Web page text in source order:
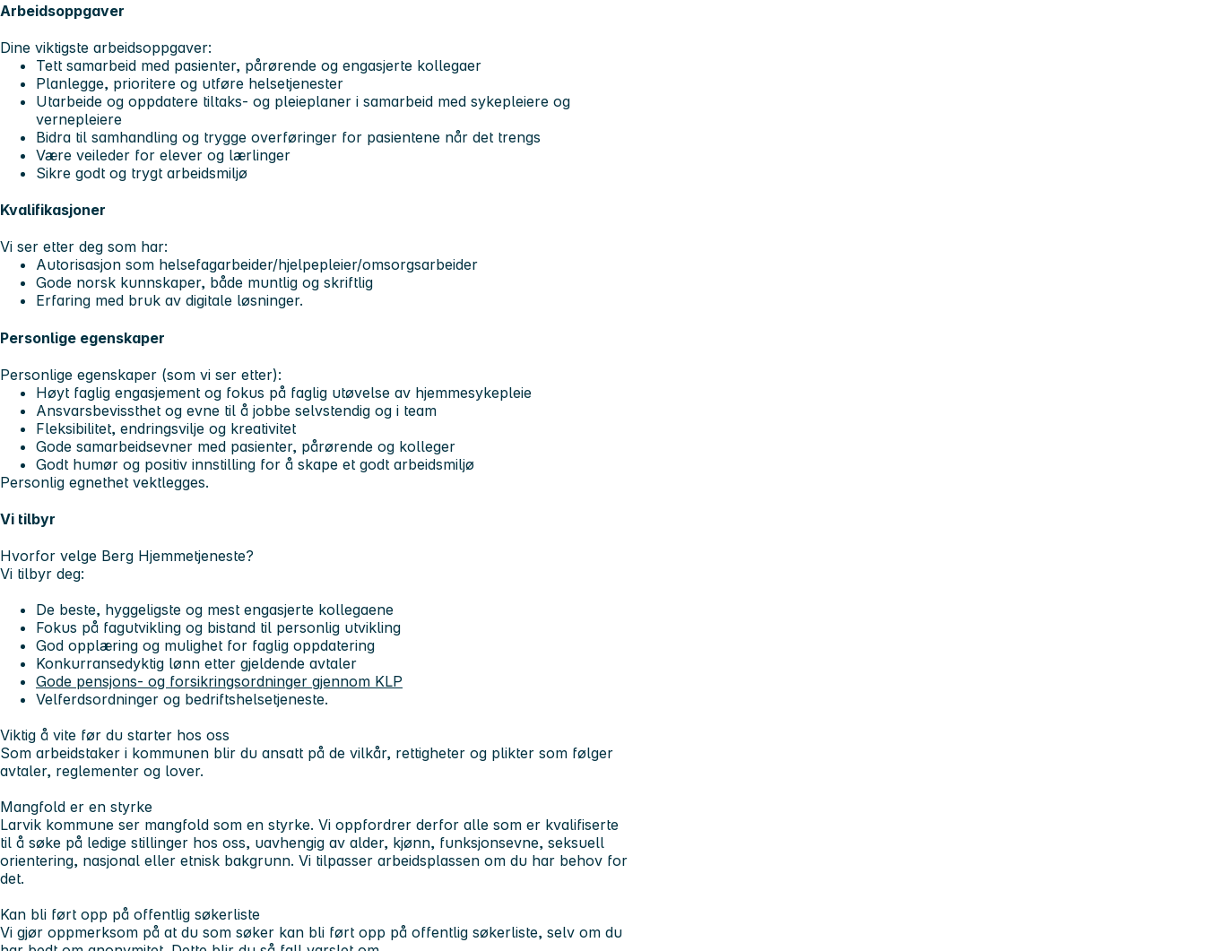
Arbeidsoppgaver
Dine viktigste arbeidsoppgaver:
Tett samarbeid med pasienter, pårørende og engasjerte kollegaer
Planlegge, prioritere og utføre helsetjenester
Utarbeide og oppdatere tiltaks- og pleieplaner i samarbeid med sykepleiere og
vernepleiere
Bidra til samhandling og trygge overføringer for pasientene når det trengs
Være veileder for elever og lærlinger
Sikre godt og trygt arbeidsmiljø
Kvalifikasjoner
Vi ser etter deg som har:
Autorisasjon som helsefagarbeider/hjelpepleier/omsorgsarbeider
Gode norsk kunnskaper, både muntlig og skriftlig
Erfaring med bruk av digitale løsninger.
Personlige egenskaper
Personlige egenskaper (som vi ser etter):
Høyt faglig engasjement og fokus på faglig utøvelse av hjemmesykepleie
Ansvarsbevissthet og evne til å jobbe selvstendig og i team
Fleksibilitet, endringsvilje og kreativitet
Gode samarbeidsevner med pasienter, pårørende og kolleger
Godt humør og positiv innstilling for å skape et godt arbeidsmiljø
Personlig egnethet vektlegges.
Vi tilbyr
Hvorfor velge Berg Hjemmetjeneste?
Vi tilbyr deg:
De beste, hyggeligste og mest engasjerte kollegaene
Fokus på fagutvikling og bistand til personlig utvikling
God opplæring og mulighet for faglig oppdatering
Konkurransedyktig lønn etter gjeldende avtaler
Gode pensjons- og forsikringsordninger gjennom KLP
Velferdsordninger og bedriftshelsetjeneste.
Viktig å vite før du starter hos oss
Som arbeidstaker i kommunen blir du ansatt på de vilkår, rettigheter og plikter som følger
avtaler, reglementer og lover.
Mangfold er en styrke
Larvik kommune ser mangfold som en styrke. Vi oppfordrer derfor alle som er kvalifiserte
til å søke på ledige stillinger hos oss, uavhengig av alder, kjønn, funksjonsevne, seksuell
orientering, nasjonal eller etnisk bakgrunn. Vi tilpasser arbeidsplassen om du har behov for
det.
Kan bli ført opp på offentlig søkerliste
Vi gjør oppmerksom på at du som søker kan bli ført opp på offentlig søkerliste, selv om du